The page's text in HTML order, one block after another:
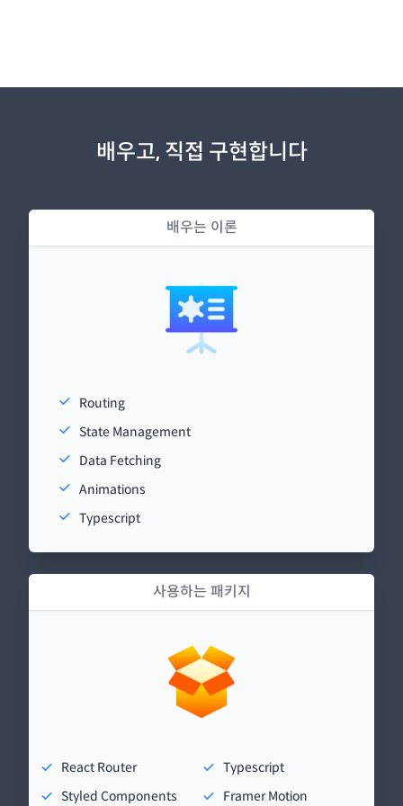
배우고, 직접 구현합니다
배우는 이론
Routing
State Management
Data Fetching
Animations
Typescript
사용하는 패키지
React Router
Typescript
Styled Components
Framer Motion